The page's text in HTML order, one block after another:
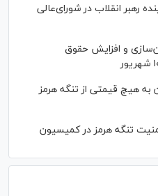
رهبر انقلاب در شورای‌عالی
و افزایش حقوق
به هیچ قیمتی از تنگه هرمز
تنگه هرمز در کمیسیون